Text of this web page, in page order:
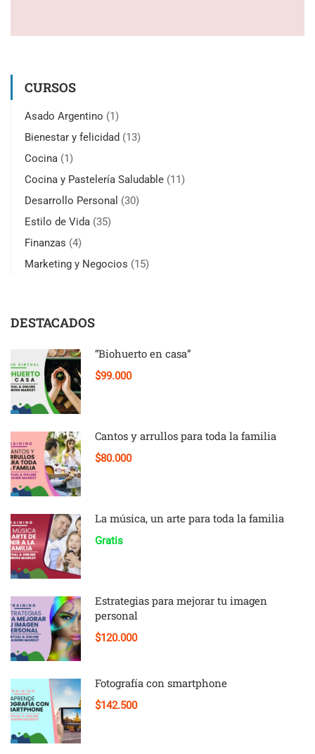
CURSOS
Asado Argentino (1)
Bienestar y felicidad (13)
Cocina (1)
Cocina y Pastelería Saludable (11)
Desarrollo Personal (30)
Estilo de Vida (35)
Finanzas (4)
Marketing y Negocios (15)
DESTACADOS
“Biohuerto en casa”
$99.000
Cantos y arrullos para toda la familia
$80.000
La música, un arte para toda la familia
Gratis
Estrategias para mejorar tu imagen
personal
$120.000
Fotografía con smartphone
$142.500